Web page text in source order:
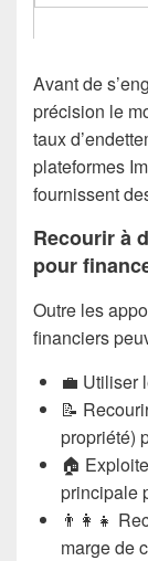
Avant de
précision le
taux
plateformes
fournissent
Recourir à
pour
Outre les
financiers
💼 Utiliser
📝
propriété)
🏠
principale
👨‍👩‍👧
marge de